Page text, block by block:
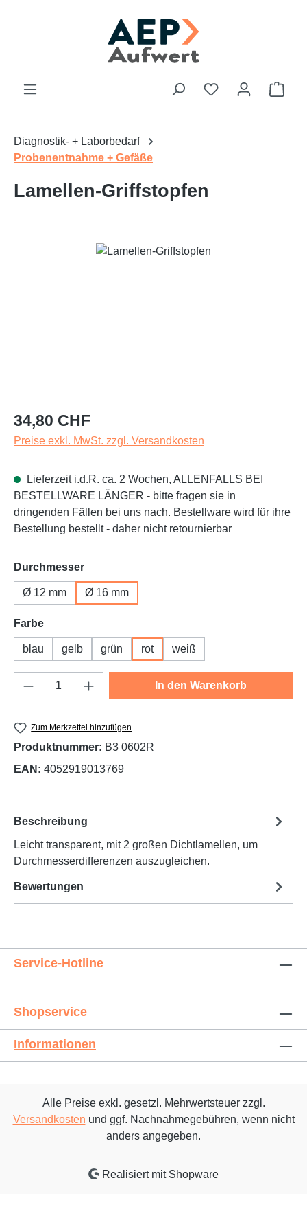
Du hast 0
Diagnostik- + Laborbedarf
Probenentnahme + Gefäße
Lamellen-Griffstopfen
Bildergalerie überspringen
Regulärer Preis:
34,80 CHF
Preise exkl. MwSt. zzgl. Versandkosten
Lieferzeit i.d.R. ca. 2 Wochen, ALLENFALLS BEI
BESTELLWARE LÄNGER - bitte fragen sie in
dringenden Fällen bei uns nach. Bestellware wird für ihre
Bestellung bestellt - daher nicht retournierbar
Durchmesserauswählen
Ø 12 mm Ø 16 mm
Farbeauswählen
blau gelb grün rot weiß
Produkt Anzahl: Gib den gewünschten
In den Warenkorb
Zum Merkzettel hinzufügen
Produktnummer: B3 0602R
EAN: 4052919013769
Beschreibung
Leicht transparent, mit 2 großen Dichtlamellen, um
Durchmesserdifferenzen auszugleichen.
Bewertungen
Service-Hotline
Shopservice
Informationen
Alle Preise exkl. gesetzl. Mehrwertsteuer zzgl.
Versandkosten und ggf. Nachnahmegebühren, wenn nicht
anders angegeben.
Realisiert mit Shopware